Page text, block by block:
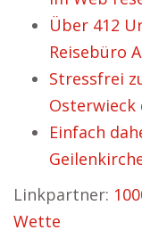
Über 412
Reisebüro
Stressfrei
Osterwieck
Einfach
Linkpartner:
Wette